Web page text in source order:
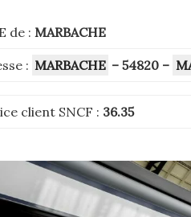
de : MARBACHE
: MARBACHE – 54820 –
client SNCF : 36.35